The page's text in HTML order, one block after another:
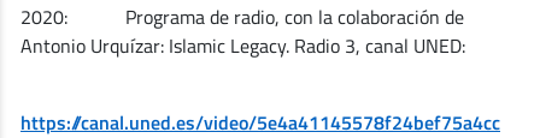
2020: Programa de radio, con la colaboración de
Antonio Urquízar: Islamic Legacy. Radio 3, canal UNED:
https://canal.uned.es/video/5e4a41145578f24bef75a4cc